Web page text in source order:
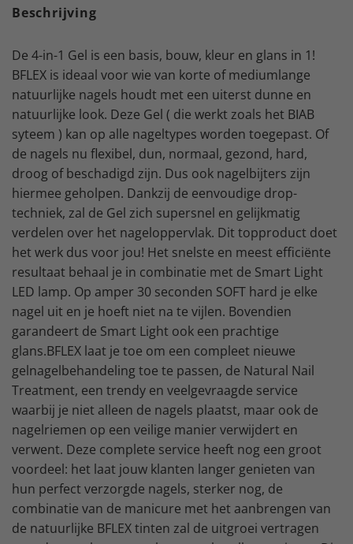
Beschrijving
De 4-in-1 Gel is een basis, bouw, kleur en glans in 1!
BFLEX is ideaal voor wie van korte of mediumlange
natuurlijke nagels houdt met een uiterst dunne en
natuurlijke look. Deze Gel ( die werkt zoals het BIAB
syteem ) kan op alle nageltypes worden toegepast. Of
de nagels nu flexibel, dun, normaal, gezond, hard,
droog of beschadigd zijn. Dus ook nagelbijters zijn
hiermee geholpen. Dankzij de eenvoudige drop-
techniek, zal de Gel zich supersnel en gelijkmatig
verdelen over het nageloppervlak. Dit topproduct doet
het werk dus voor jou! Het snelste en meest efficiënte
resultaat behaal je in combinatie met de Smart Light
LED lamp. Op amper 30 seconden SOFT hard je elke
nagel uit en je hoeft niet na te vijlen. Bovendien
garandeert de Smart Light ook een prachtige
glans.BFLEX laat je toe om een compleet nieuwe
gelnagelbehandeling toe te passen, de Natural Nail
Treatment, een trendy en veelgevraagde service
waarbij je niet alleen de nagels plaatst, maar ook de
nagelriemen op een veilige manier verwijdert en
verwent. Deze complete service heeft nog een groot
voordeel: het laat jouw klanten langer genieten van
hun perfect verzorgde nagels, sterker nog, de
combinatie van de manicure met het aanbrengen van
de natuurlijke BFLEX tinten zal de uitgroei vertragen